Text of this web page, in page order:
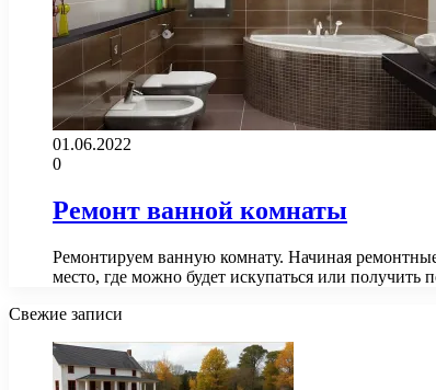
01.06.2022
0
Ремонт ванной комнаты
Ремонтируем ванную комнату. Начиная
место, где можно будет искупаться или получить
Свежие записи